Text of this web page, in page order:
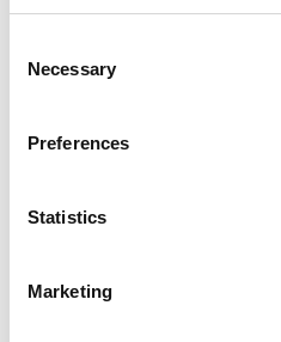
Selection
Necessary
Preferences
Statistics
Marketing
Produktnummer:BE-
Babyeinsatz für die
Baby (älteres Modell)
BEWERTUNGEN